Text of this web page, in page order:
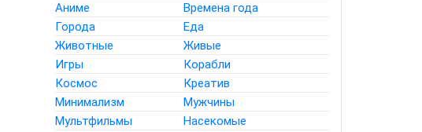
Аниме
Времена года
Города
Еда
Животные
Живые
Игры
Корабли
Космос
Креатив
Минимализм
Мужчины
Мультфильмы
Насекомые